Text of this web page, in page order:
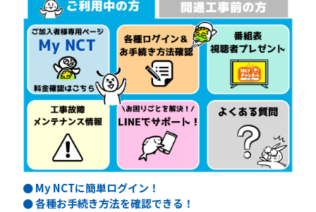
● My NCTに簡単ログイン！
● 各種お手続き方法を確認できる！